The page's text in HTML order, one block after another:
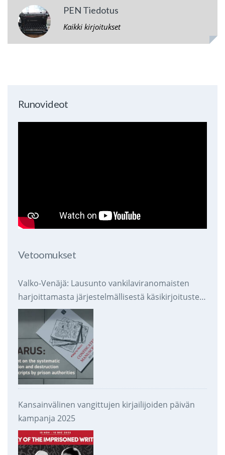
PEN Tiedotus
Kaikki kirjoitukset
Runovideot
Vetoomukset
Valko-Venäjä: Lausunto vankilaviranomaisten
harjoittamasta järjestelmällisestä käsikirjoitusten
takavarikoinnista ja tuhoamisesta
Kansainvälinen vangittujen kirjailijoiden päivän
kampanja 2025